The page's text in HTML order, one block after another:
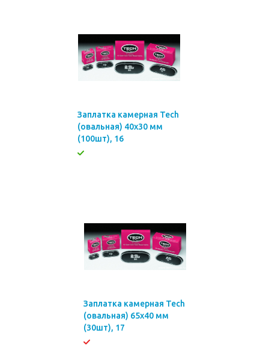
Заплатка камерная Tech
(овальная) 40х30 мм
(100шт), 16
Заплатка камерная Tech
(овальная) 65х40 мм
(30шт), 17